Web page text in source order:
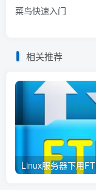
菜鸟快速入门
相关推荐